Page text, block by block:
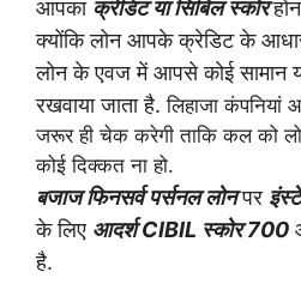
आपका क्रेडिट या सिबिल स्कोर
क्योंकि लोन आपके क्रेडिट के
लोन के एवज में आपसे कोई सामान या
रखवाया जाता है.लिहाजा
जरूर ही चेक करेगी ताकि कल को
कोई दिक्कत ना हो.
बजाज फिनसर्व पर्सनल लोनपर
के लिए आदर्शCIBIL स्कोर700
है.